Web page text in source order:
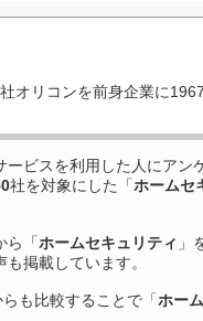
オリコンを前身企業に
ービスを利用した 人にアン
社を対象にした「ホームセ
ら「ホームセキュリティ 」
掲載しています。
も比較することで「ホー